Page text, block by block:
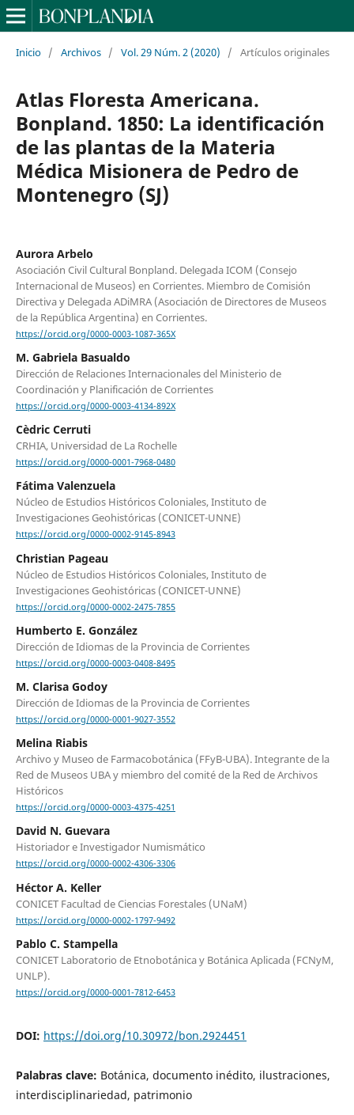
Inicio / Archivos / Vol. 29 Núm. 2 (2020) / Artículos originales
Atlas Floresta Americana.
Bonpland. 1850: La identificación
de las plantas de la Materia
Médica Misionera de Pedro de
Montenegro (SJ)
Aurora Arbelo
Asociación Civil Cultural Bonpland. Delegada ICOM (Consejo
Internacional de Museos) en Corrientes. Miembro de Comisión
Directiva y Delegada ADiMRA (Asociación de Directores de Museos
de la República Argentina) en Corrientes.
https://orcid.org/0000-0003-1087-365X
M. Gabriela Basualdo
Dirección de Relaciones Internacionales del Ministerio de
Coordinación y Planificación de Corrientes
https://orcid.org/0000-0003-4134-892X
Cèdric Cerruti
CRHIA, Universidad de La Rochelle
https://orcid.org/0000-0001-7968-0480
Fátima Valenzuela
Núcleo de Estudios Históricos Coloniales, Instituto de
Investigaciones Geohistóricas (CONICET-UNNE)
https://orcid.org/0000-0002-9145-8943
Christian Pageau
Núcleo de Estudios Históricos Coloniales, Instituto de
Investigaciones Geohistóricas (CONICET-UNNE)
https://orcid.org/0000-0002-2475-7855
Humberto E. González
Dirección de Idiomas de la Provincia de Corrientes
https://orcid.org/0000-0003-0408-8495
M. Clarisa Godoy
Dirección de Idiomas de la Provincia de Corrientes
https://orcid.org/0000-0001-9027-3552
Melina Riabis
Archivo y Museo de Farmacobotánica (FFyB-UBA). Integrante de la
Red de Museos UBA y miembro del comité de la Red de Archivos
Históricos
https://orcid.org/0000-0003-4375-4251
David N. Guevara
Historiador e Investigador Numismático
https://orcid.org/0000-0002-4306-3306
Héctor A. Keller
CONICET Facultad de Ciencias Forestales (UNaM)
https://orcid.org/0000-0002-1797-9492
Pablo C. Stampella
CONICET Laboratorio de Etnobotánica y Botánica Aplicada (FCNyM,
UNLP).
https://orcid.org/0000-0001-7812-6453
DOI: https://doi.org/10.30972/bon.2924451
Palabras clave: Botánica, documento inédito, ilustraciones,
interdisciplinariedad, patrimonio